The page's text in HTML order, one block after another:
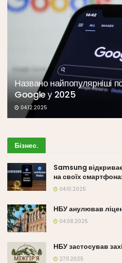
Названо найпопулярніші
Google у 2025
04.12.2025
Бізнес.
Samsung
на своїх
04.10.2025
НБУ анулював
04.08.2025
НБУ застосував
27.11.2025